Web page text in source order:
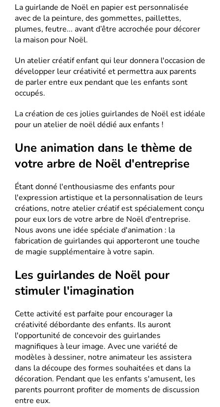
La guirlande de Noël en papier est personnalisée
avec de la peinture, des gommettes, paillettes,
plumes, feutre... avant d’être accrochée pour décorer
la maison pour Noël.
Un atelier créatif enfant qui leur donnera l'occasion de
développer leur créativité et permettra aux parents
de parler entre eux pendant que les enfants sont
occupés.
La création de ces jolies guirlandes de Noël est idéale
pour un atelier de noël dédié aux enfants !
Une animation dans le thème de
votre arbre de Noël d'entreprise
Étant donné l'enthousiasme des enfants pour
l'expression artistique et la personnalisation de leurs
créations, notre atelier créatif est spécialement conçu
pour eux lors de votre arbre de Noël d'entreprise.
Nous avons une idée spéciale d'animation : la
fabrication de guirlandes qui apporteront une touche
de magie supplémentaire à votre sapin.
Les guirlandes de Noël pour
stimuler l'imagination
Cette activité est parfaite pour encourager la
créativité débordante des enfants. Ils auront
l'opportunité de concevoir des guirlandes
magnifiques à leur image. Avec une variété de
modèles à dessiner, notre animateur les assistera
dans la découpe des formes souhaitées et dans la
décoration. Pendant que les enfants s'amusent, les
parents pourront profiter de moments de discussion
entre eux.